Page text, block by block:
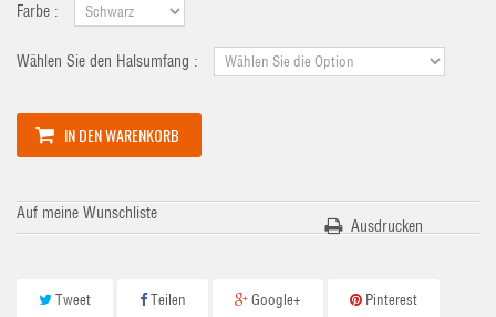
Farbe :
Wählen Sie den Halsumfang :
IN DEN WARENKORB
Auf meine Wunschliste
Ausdrucken
Tweet Teilen Google+ Pinterest